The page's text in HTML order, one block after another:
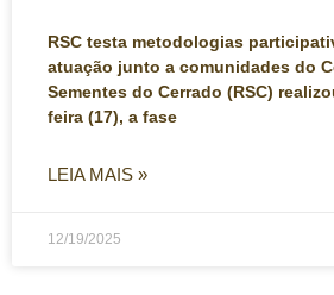
RSC testa metodologias
atuação junto a comunidades do
Sementes do Cerrado (RSC)
feira (17), a fase
LEIA MAIS »
12/19/2025